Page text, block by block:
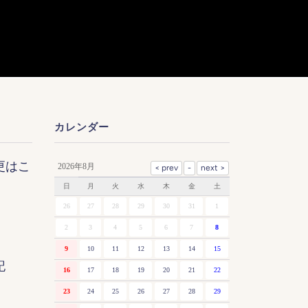
はこ
カレンダー
2026年8月
日 月 火 水 木 金 土
26 27 28 29 30 31 1
2 3 4 5 6 7 8
9 10 11 12 13 14 15
16 17 18 19 20 21 22
23 24 25 26 27 28 29